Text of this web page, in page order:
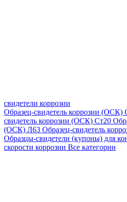
свидетели коррозии
Образец-свидетель коррозии (ОСК)
свидетель коррозии (ОСК) Ст20
(ОСК) Л63 Образец-свидетель
Образцы-свидетели (купоны) для
скорости коррозии Все категории